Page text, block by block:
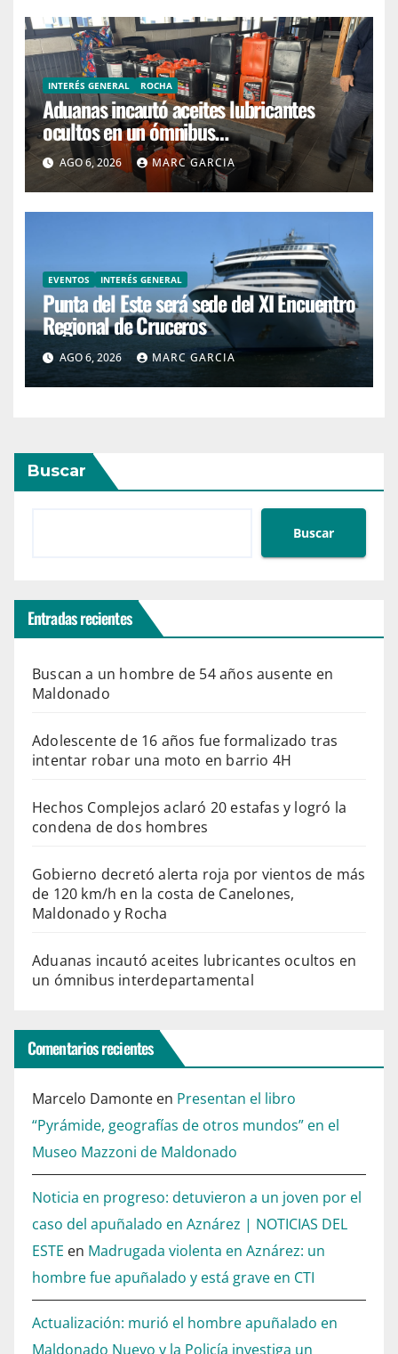
INTERÉS GENERAL ROCHA
Aduanas incautó aceites lubricantes
ocultos en un ómnibus
interdepartamental
AGO 6, 2026 MARC GARCIA
EVENTOS INTERÉS GENERAL
Punta del Este será sede del XI Encuentro
Regional de Cruceros
AGO 6, 2026 MARC GARCIA
Buscar
Buscar
Entradas recientes
Buscan a un hombre de 54 años ausente en
Maldonado
Adolescente de 16 años fue formalizado tras
intentar robar una moto en barrio 4H
Hechos Complejos aclaró 20 estafas y logró la
condena de dos hombres
Gobierno decretó alerta roja por vientos de más
de 120 km/h en la costa de Canelones,
Maldonado y Rocha
Aduanas incautó aceites lubricantes ocultos en
un ómnibus interdepartamental
Comentarios recientes
Marcelo Damonte en Presentan el libro
“Pyrámide, geografías de otros mundos” en el
Museo Mazzoni de Maldonado
Noticia en progreso: detuvieron a un joven por el
caso del apuñalado en Aznárez | NOTICIAS DEL
ESTE en Madrugada violenta en Aznárez: un
hombre fue apuñalado y está grave en CTI
Actualización: murió el hombre apuñalado en
Maldonado Nuevo y la Policía investiga un